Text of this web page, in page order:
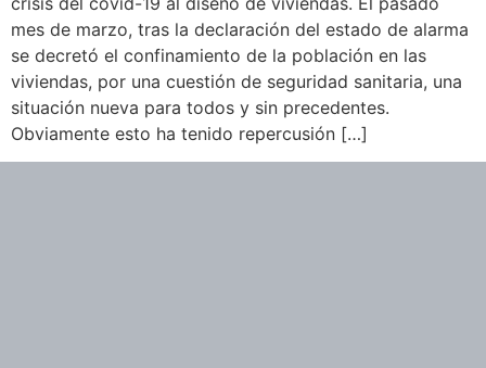
mes de marzo, tras la declaración del estado de alarma
se decretó el confinamiento de la población en las
viviendas, por una cuestión de seguridad sanitaria, una
situación nueva para todos y sin precedentes.
Obviamente esto ha tenido repercusión […]